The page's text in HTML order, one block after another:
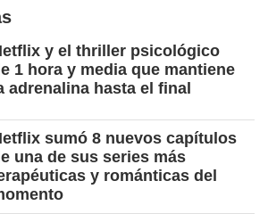
y el thriller psicológico
1 hora y media que mantiene
adrenalina hasta el final
sumó 8 nuevos capítulos
una de sus series más
y románticas del